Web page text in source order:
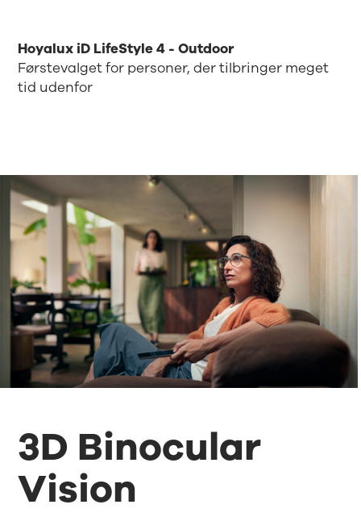
Hoyalux iD LifeStyle 4 - Outdoor
Førstevalget for personer, der tilbringer meget
tid udenfor
3D Binocular
Vision